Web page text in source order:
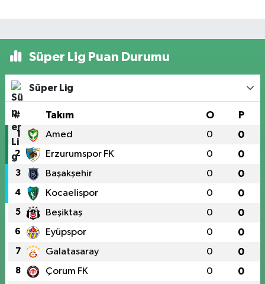
Süper Lig Puan Durumu
Süper Lig
# Takım O P
1 Amed 0 0
2 Erzurumspor FK 0 0
3 Başakşehir 0 0
4 Kocaelispor 0 0
5 Beşiktaş 0 0
6 Eyüpspor 0 0
7 Galatasaray 0 0
8 Çorum FK 0 0